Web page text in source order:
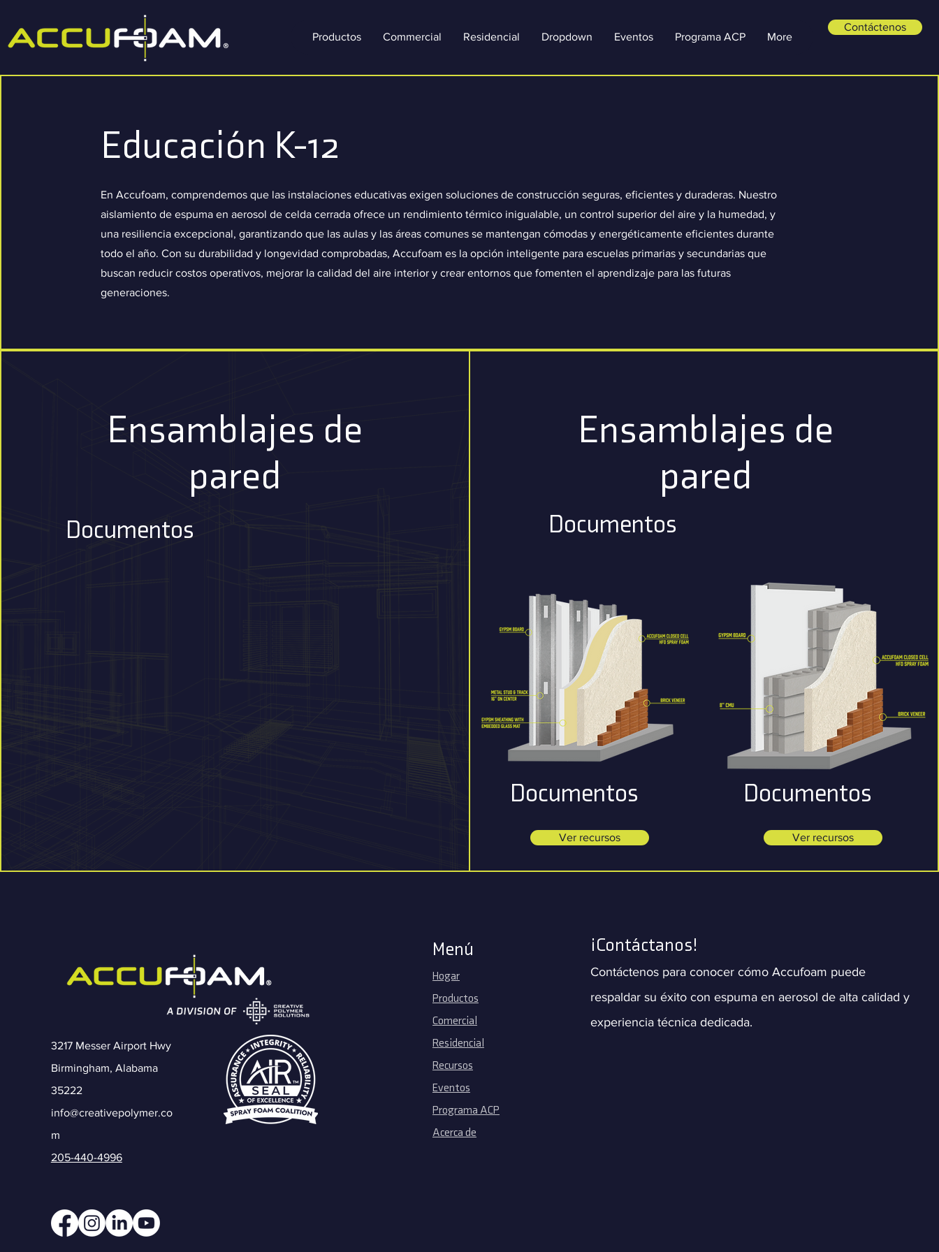
Productos Commercial Residencial Dropdown Eventos Programa ACP More
Contáctenos
Educación K-12
En Accufoam, comprendemos que las instalaciones educativas exigen soluciones de construcción seguras, eficientes y duraderas. Nuestro
aislamiento de espuma en aerosol de celda cerrada ofrece un rendimiento térmico inigualable, un control superior del aire y la humedad, y
una resiliencia excepcional, garantizando que las aulas y las áreas comunes se mantengan cómodas y energéticamente eficientes durante
todo el año. Con su durabilidad y longevidad comprobadas, Accufoam es la opción inteligente para escuelas primarias y secundarias que
buscan reducir costos operativos, mejorar la calidad del aire interior y crear entornos que fomenten el aprendizaje para las futuras
generaciones.
Ensamblajes de
pared
Documentos
Ensamblajes de
pared
Documentos
Documentos
Ver recursos
Documentos
Ver recursos
3217 Messer Airport Hwy
Birmingham, Alabama
35222
info@creativepolymer.co
m
205-440-4996
Menú
Hogar
Productos
Comercial
Residencial
Recursos
Eventos
Programa ACP
Acerca de
¡Contáctanos!
Contáctenos para conocer cómo Accufoam puede
respaldar su éxito con espuma en aerosol de alta calidad y
experiencia técnica dedicada.